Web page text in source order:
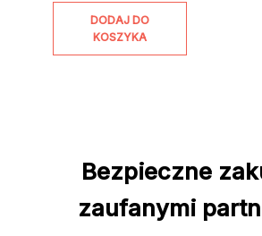
DODAJ DO
KOSZYKA
Bezpieczne
zaufanymi